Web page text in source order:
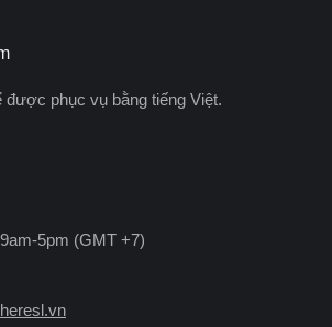
được phục vụ bằng tiếng Việt.
5pm (GMT +7)